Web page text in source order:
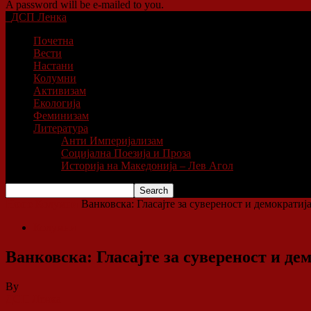
A password will be e-mailed to you.
ДСП Ленка
Почетна
Вести
Настани
Колумни
Активизам
Екологија
Феминизам
Литература
Анти Империјализам
Социјална Поезија и Проза
Историја на Македонија – Лев Агол
Ванковска: Гласајте за сувереност и
Ванковска: Гласајте за сувереност и
By